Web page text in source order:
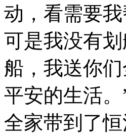
动，看需要
可是我没有
船，我送你
平安的生活
全家带到了